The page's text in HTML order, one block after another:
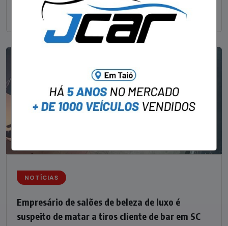
Sul catarinense, foi
NOTÍCIAS
Empresário de salões de beleza de luxo é
suspeito de matar a tiros cliente de bar em SC